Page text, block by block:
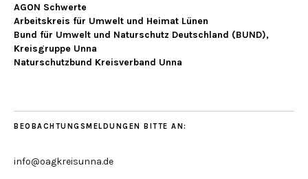
AGON Schwerte
Arbeitskreis für Umwelt und Heimat Lünen
Bund für Umwelt und Naturschutz Deutschland (BUND),
Kreisgruppe Unna
Naturschutzbund Kreisverband Unna
BEOBACHTUNGSMELDUNGEN BITTE AN:
info@oagkreisunna.de